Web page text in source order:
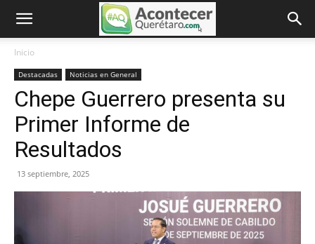
Inicio
Destacadas Noticias en General
Chepe Guerrero presenta su
Primer Informe de
Resultados
13 septiembre, 2025